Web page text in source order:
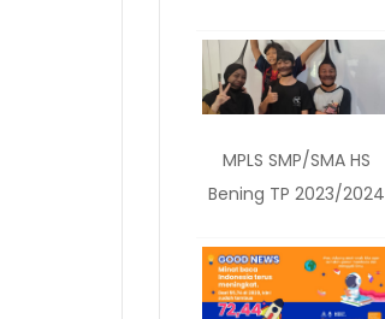
MPLS SMP/SMA HS
Bening TP 2023/2024